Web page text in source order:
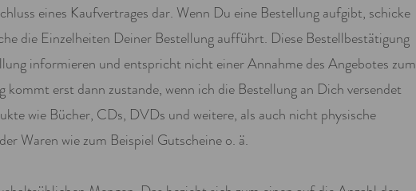
eines Kaufvertrages dar. Wenn Du eine Bestellung aufgibt, schicke
die Einzelheiten Deiner Bestellung aufführt. Diese Bestellbestätigung
informieren und entspricht nicht einer Annahme des Angebotes zum
erst dann zustande, wenn ich die Bestellung an Dich versendet
wie Bücher, CDs, DVDs und weitere, als auch nicht physische
Waren wie zum Beispiel Gutscheine o. ä.